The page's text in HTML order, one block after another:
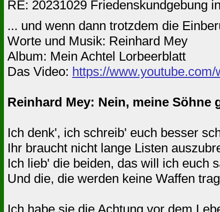
RE: 20231029 Friedenskundgebung
... und wenn dann trotzdem die
Worte und Musik: Reinhard Mey
Album: Mein Achtel Lorbeerblatt
Das Video: https://
Reinhard Mey: Nein, meine Söhne
Ich denk', ich schreib' euch besser
Ihr braucht nicht lange Listen
Ich lieb' die beiden, das will ich euch
Und die, die werden keine Waffen